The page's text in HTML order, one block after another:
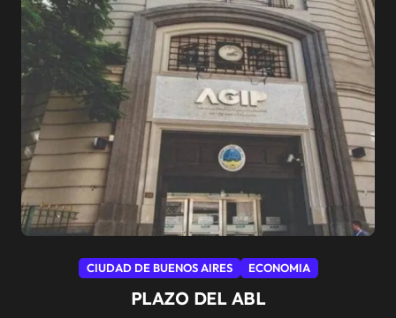
CIUDAD DE BUENOS AIRES ECONOMIA
PLAZO DEL ABL